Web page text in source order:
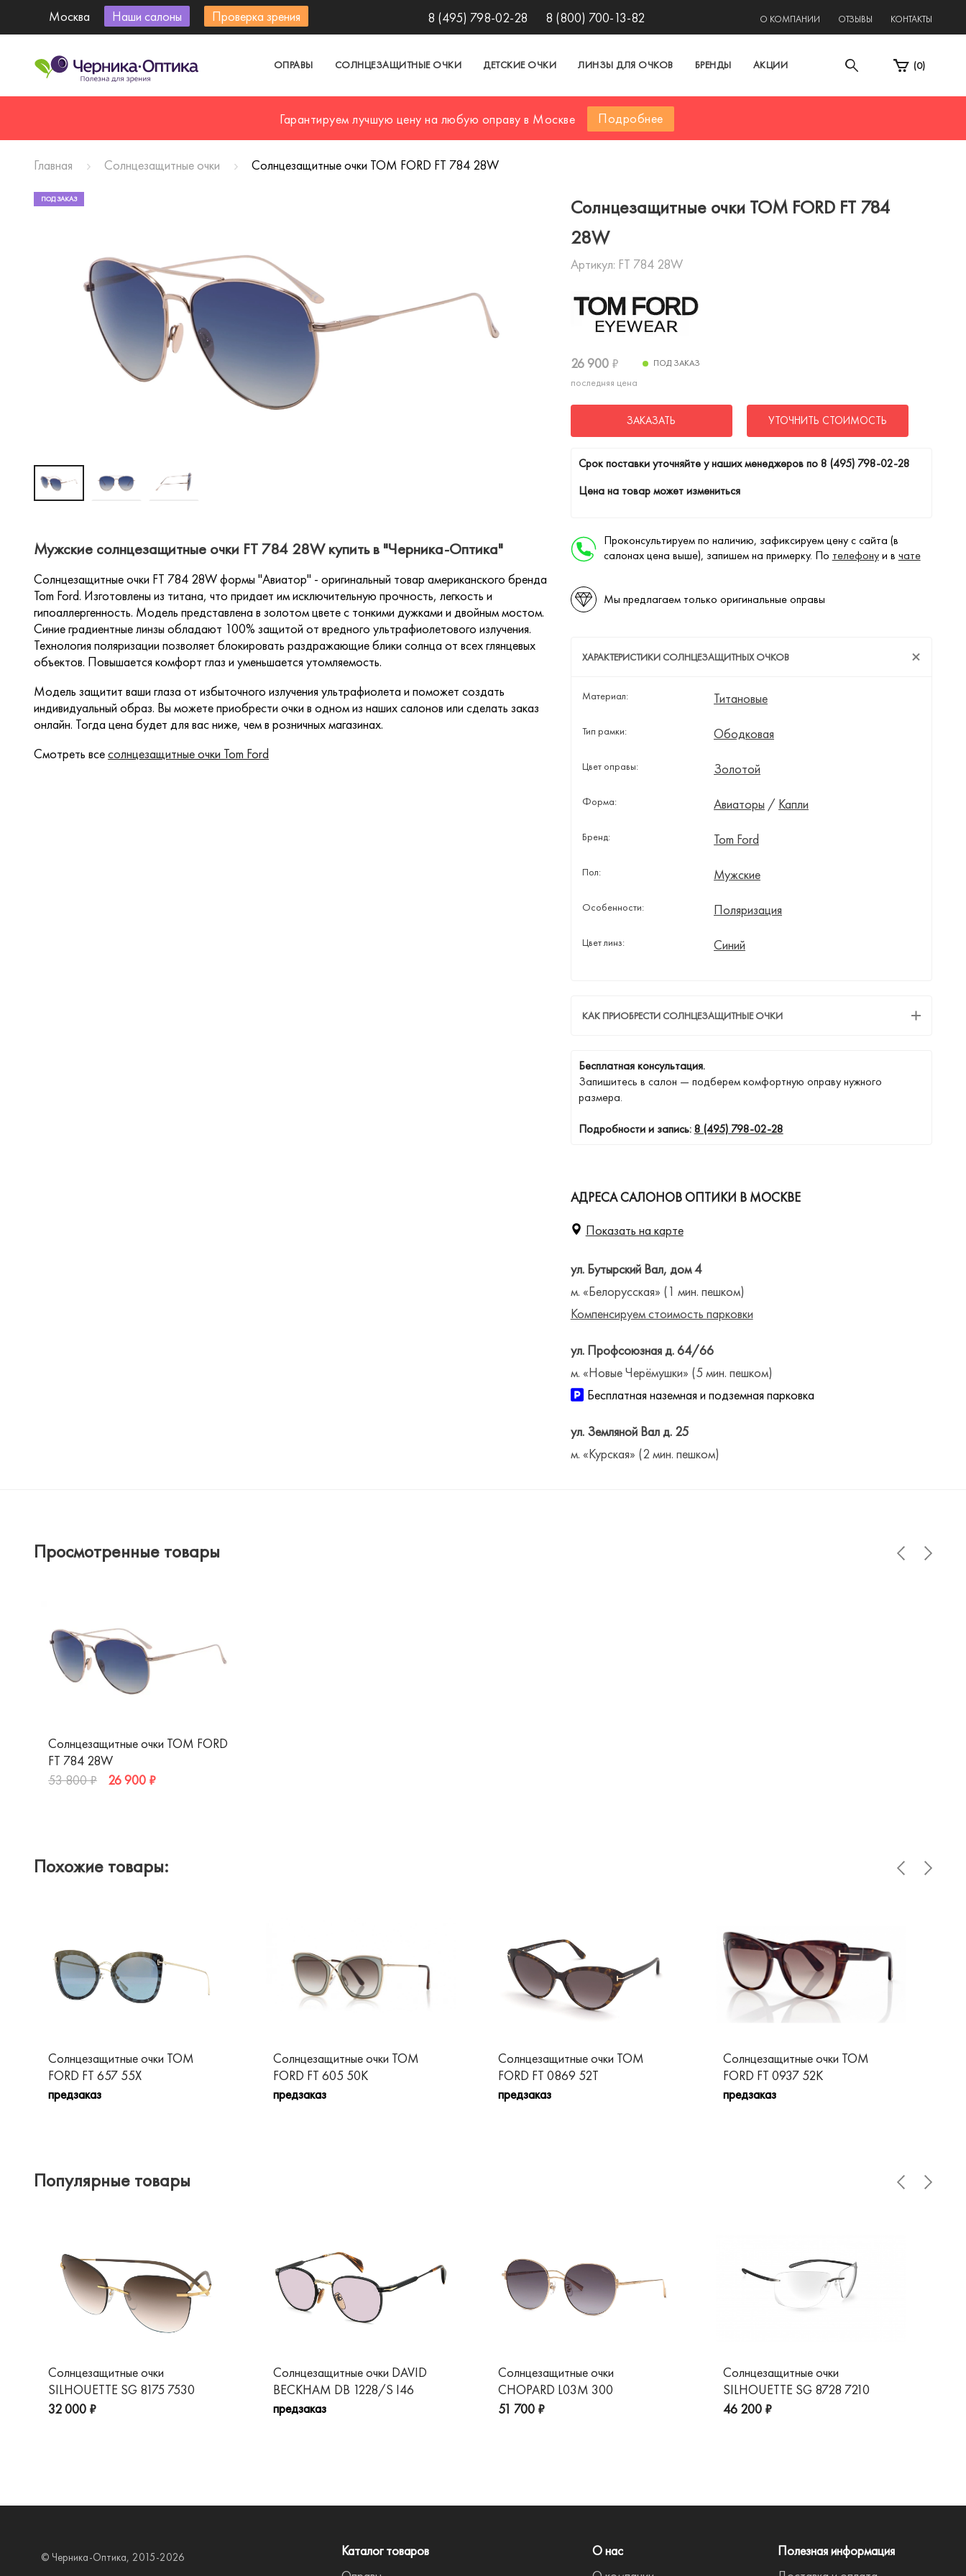
Москва Наши салоны Проверка зрения 8 (495) 798-02-28 8 (800) 700-13-82 О КОМПАНИИ ОТЗЫВЫ КОНТАКТЫ
ОПРАВЫ СОЛНЦЕЗАЩИТНЫЕ ОЧКИ ДЕТСКИЕ ОЧКИ ЛИНЗЫ ДЛЯ ОЧКОВ БРЕНДЫ АКЦИИ (0)
Гарантируем лучшую цену на любую оправу в Москве Подробнее
Главная Солнцезащитные очки Солнцезащитные очки TOM FORD FT 784 28W
Солнцезащитные очки TOM FORD FT 784
28W
Артикул: FT 784 28W
26 900 ₽
последняя цена
ПОД ЗАКАЗ
ЗАКАЗАТЬ УТОЧНИТЬ СТОИМОСТЬ
Cрок поставки уточняйте у наших менеджеров по8 (495) 798-02-28
Цена на товар может измениться
Проконсультируем по наличию, зафиксируем цену с сайта (в
салонах цена выше), запишем на примерку. По телефонуи в чате
Мы предлагаем только оригинальные оправы
ХАРАКТЕРИСТИКИ СОЛНЦЕЗАЩИТНЫХ ОЧКОВ
Материал: Титановые
Тип рамки: Ободковая
Цвет оправы: Золотой
Форма: Авиаторы / Капли
Бренд: Tom Ford
Пол: Мужские
Особенности: Поляризация
Цвет линз: Синий
КАК ПРИОБРЕСТИ СОЛНЦЕЗАЩИТНЫЕ ОЧКИ
Бесплатная консультация.
Запишитесь в салон — подберем комфортную оправу нужного
размера.
Подробности и запись:8 (495) 798-02-28
АДРЕСА САЛОНОВ ОПТИКИ В МОСКВЕ
Показать на карте
ул. Бутырский Вал, дом 4
м. «Белорусская» (1 мин. пешком)
Компенсируем стоимость парковки
ул. Профсоюзная д. 64/66
м. «Новые Черёмушки» (5 мин. пешком)
Бесплатная наземная и подземная парковка
ул. Земляной Вал д. 25
м. «Курская» (2 мин. пешком)
ПОД ЗАКАЗ
Мужские солнцезащитные очки FT 784 28W купить в "Черника-Оптика"
Солнцезащитные очки FT 784 28W формы "Авиатор" - оригинальный товар американского бренда
Tom Ford. Изготовлены из титана, что придает им исключительную прочность, легкость и
гипоаллергенность. Модель представлена в золотом цвете с тонкими дужками и двойным мостом.
Синие градиентные линзы обладают 100% защитой от вредного ультрафиолетового излучения.
Технология поляризации позволяет блокировать раздражающие блики солнца от всех глянцевых
объектов. Повышается комфорт глаз и уменьшается утомляемость.
Модель защитит ваши глаза от избыточного излучения ультрафиолета и поможет создать
индивидуальный образ. Вы можете приобрести очки в одном из наших салонов или сделать заказ
онлайн. Тогда цена будет для вас ниже, чем в розничных магазинах.
Смотреть всесолнцезащитные очки Tom Ford
Просмотренные товары
Солнцезащитные очки TOM FORD
FT 784 28W
53 800 ₽
26 900 ₽
Похожие товары:
Солнцезащитные очки TOM
FORD FT 657 55X
предзаказ
Солнцезащитные очки TOM
FORD FT 605 50K
предзаказ
Солнцезащитные очки TOM
FORD FT 0869 52T
предзаказ
Солнцезащитные очки TOM
FORD FT 0937 52K
предзаказ
Популярные товары
Солнцезащитные очки
SILHOUETTE SG 8175 7530
32 000 ₽
Солнцезащитные очки DAVID
BECKHAM DB 1228/S I46
предзаказ
Солнцезащитные очки
CHOPARD L03M 300
51 700 ₽
Солнцезащитные очки
SILHOUETTE SG 8728 7210
46 200 ₽
© Черника-Оптика, 2015-2026
Каталог товаров
О нас
Полезная информация